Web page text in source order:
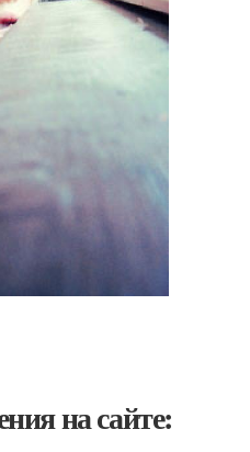
на сайте: